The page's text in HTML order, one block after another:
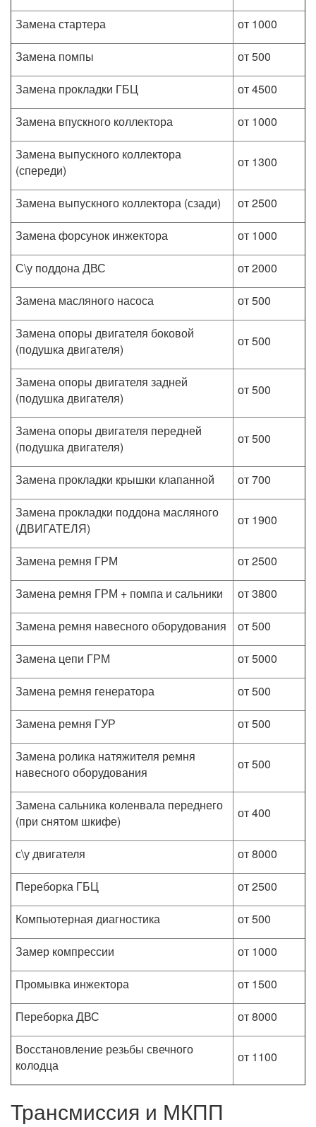
Замена стартера
от 1000
Замена помпы
от 500
Замена прокладки ГБЦ
от 4500
Замена впускного коллектора
от 1000
Замена выпускного коллектора
(спереди)
от 1300
Замена выпускного коллектора (сзади)
от 2500
Замена форсунок инжектора
от 1000
С\у поддона ДВС
от 2000
Замена масляного насоса
от 500
Замена опоры двигателя боковой
(подушка двигателя)
от 500
Замена опоры двигателя задней
(подушка двигателя)
от 500
Замена опоры двигателя передней
(подушка двигателя)
от 500
Замена прокладки крышки клапанной
от 700
Замена прокладки поддона масляного
(ДВИГАТЕЛЯ)
от 1900
Замена ремня ГРМ
от 2500
Замена ремня ГРМ + помпа и сальники
от 3800
Замена ремня навесного оборудования
от 500
Замена цепи ГРМ
от 5000
Замена ремня генератора
от 500
Замена ремня ГУР
от 500
Замена ролика натяжителя ремня
навесного оборудования
от 500
Замена сальника коленвала переднего
(при снятом шкифе)
от 400
с\у двигателя
от 8000
Переборка ГБЦ
от 2500
Компьютерная диагностика
от 500
Замер компрессии
от 1000
Промывка инжектора
от 1500
Переборка ДВС
от 8000
Восстановление резьбы свечного
колодца
от 1100
Трансмиссия и МКПП